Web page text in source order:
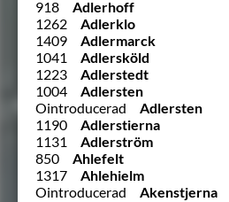
918
Adlerhoff
1262
Adlerklo
1409
Adlermarck
1041
Adlersköld
1223
Adlerstedt
1004
Adlersten
Ointroducerad
Adlersten
1190
Adlerstierna
1131
Adlerström
850
Ahlefelt
1317
Ahlehielm
Ointroducerad
Akenstjerna